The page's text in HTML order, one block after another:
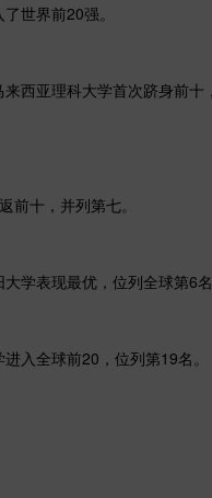
世界前20强。
西亚理科大学首次跻身前
前十，并列第七。
学表现最优，位列全球第6
入全球前20，位列第19名。